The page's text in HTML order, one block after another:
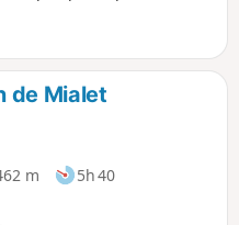
de Mialet
m
5h 40